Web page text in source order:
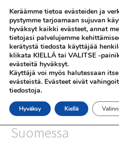
Siirry
navigointiin
Siirry
sisältöön
SHOP
INFO
SiniSusan kortit
Suomessa
Keräämme tietoa evästeiden ja
pystymme tarjoamaan sujuvan
hyväksyt kaikki evästeet, annat
tietojasi palvelujemme
kerätystä tiedosta käyttäjää
klikata KIELLÄ tai VALITSE -
evästeitä hyväksyt.
Käyttäjä voi myös halutessaan
evästeistä. Evästeet eivät
tiedostoja.
Hyväksy Kiellä